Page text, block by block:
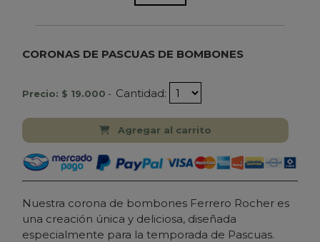
CORONAS DE PASCUAS DE BOMBONES
Precio: $ 19.000 - Cantidad:
Agregar al carrito
Nuestra corona de bombones Ferrero Rocher es
una creación única y deliciosa, diseñada
especialmente para la temporada de Pascuas.